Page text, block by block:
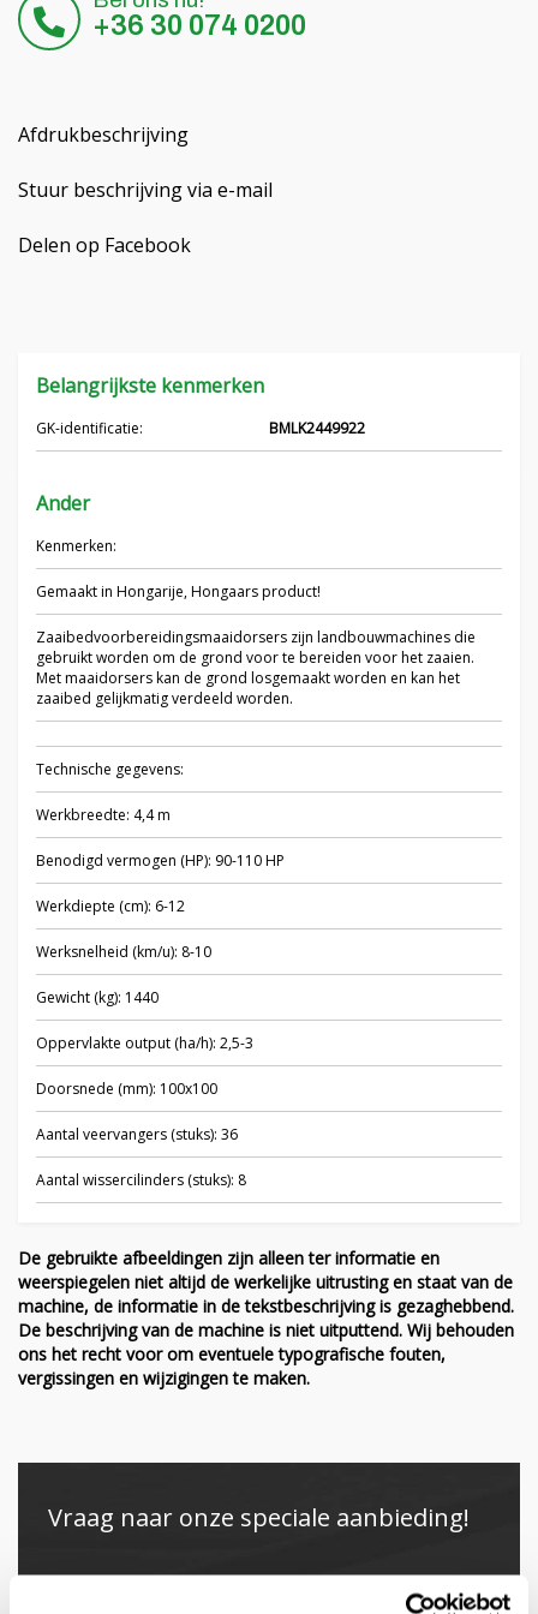
Hrvatski
Русский
+36 30 074 0200
Afdrukbeschrijving
Stuur beschrijving via e-mail
Delen op Facebook
Belangrijkste kenmerken
GK-identificatie: BMLK2449922
Ander
Kenmerken:
Gemaakt in Hongarije, Hongaars product!
Zaaibedvoorbereidingsmaaidorsers zijn landbouwmachines die
gebruikt worden om de grond voor te bereiden voor het zaaien.
Met maaidorsers kan de grond losgemaakt worden en kan het
zaaibed gelijkmatig verdeeld worden.
Technische gegevens:
Werkbreedte: 4,4 m
Benodigd vermogen (HP): 90-110 HP
Werkdiepte (cm): 6-12
Werksnelheid (km/u): 8-10
Gewicht (kg): 1440
Oppervlakte output (ha/h): 2,5-3
Doorsnede (mm): 100x100
Aantal veervangers (stuks): 36
Aantal wissercilinders (stuks): 8
De gebruikte afbeeldingen zijn alleen ter informatie en
weerspiegelen niet altijd de werkelijke uitrusting en staat van de
machine, de informatie in de tekstbeschrijving is gezaghebbend.
De beschrijving van de machine is niet uitputtend. Wij behouden
ons het recht voor om eventuele typografische fouten,
vergissingen en wijzigingen te maken.
Vraag naar onze speciale aanbieding!